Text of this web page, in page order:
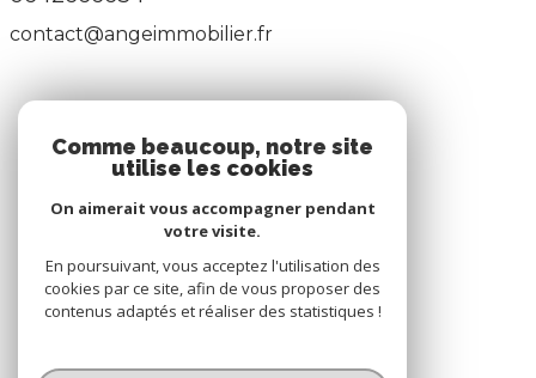
contact@angeimmobilier.fr
Nous adhérons
© 2026 | Tous droits réservés
Comme beaucoup, notre site
utilise les cookies
On aimerait vous accompagner pendant
votre visite.
En poursuivant, vous acceptez l'utilisation des
cookies par ce site, afin de vous proposer des
contenus adaptés et réaliser des statistiques !